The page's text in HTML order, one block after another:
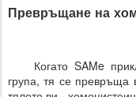
Превръщане на
Когато SAMe
група, тя се превръща